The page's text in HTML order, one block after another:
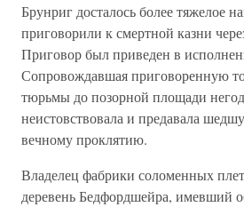
Брунриг досталось более тяжелое
приговорили к смертной казни
Приговор был приведен в
Сопровождавшая приговоренную
тюрьмы до позорной площади
неистовствовала и предавала
вечному проклятию.
Владелец фабрики соломенных
деревень Бедфордшейра, имевший